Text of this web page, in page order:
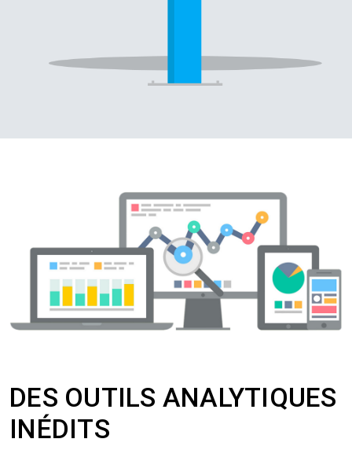
DES OUTILS ANALYTIQUES
INÉDITS​​